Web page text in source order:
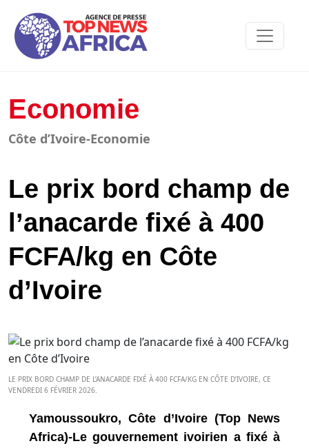
Economie
Côte d’Ivoire-Economie
Le prix bord champ de
l’anacarde fixé à 400
FCFA/kg en Côte
d’Ivoire
LE PRIX BORD CHAMP DE L’ANACARDE FIXÉ À 400 FCFA/KG EN CÔTE D’IVOIRE, CE
VENDREDI 6 FÉVRIER 2026.
Yamoussoukro, Côte d’Ivoire (Top News
Africa)-Le gouvernement ivoirien a fixé à